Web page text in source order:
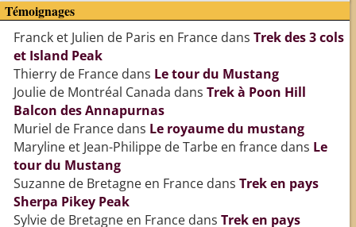
Témoignages
Franck et Julien de Paris en Francedans Trek des 3 cols
et Island Peak
Thierry de Francedans Le tour du Mustang
Joulie de Montréal Canada dans Trek à Poon Hill
Balcon des Annapurnas
Muriel de Francedans Le royaume du mustang
Maryline et Jean-Philippe de Tarbe en francedans Le
tour du Mustang
Suzanne de Bretagne en Francedans Trek en pays
Sherpa Pikey Peak
Sylvie de Bretagne en Francedans Trek en pays